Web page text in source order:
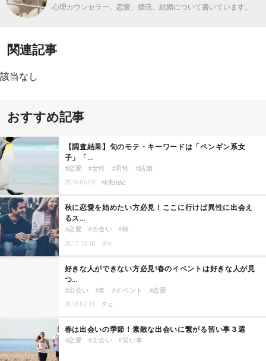
心理カウンセラー。恋愛、婚活、結婚について書いています。
関連記事
該当なし
おすすめ記事
【調査結果】旬のモテ・キーワードは「ペンギン系女
子」「…
恋愛 女性 男性 結婚
2016.06.09 林美由紀
秋に恋愛を始めたい方必見！ここに行けば異性に出会え
るス…
恋愛 出会い 秋
2017.10.18 テヒ
好きな人ができない方必見!春のイベントは好きな人が見
つ…
出会い 春 イベント 恋愛
2018.02.15 テヒ
春は出会いの季節！素敵な出会いに繋がる習い事３選
恋愛 出会い 習い事